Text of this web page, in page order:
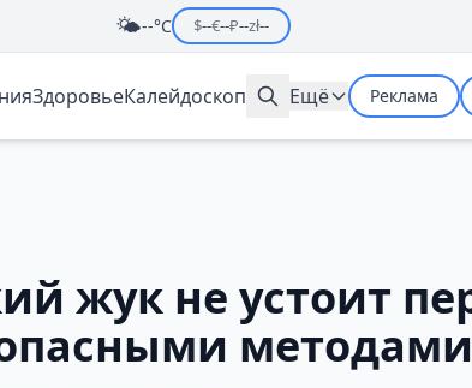
🌤️--°C $--€--₽--zł--
ЗдоровьеКалейдоскоп Ещё Реклама
жук не устоит
методами